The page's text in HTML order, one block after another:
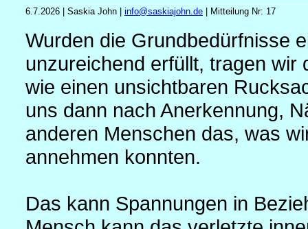
6.7.2026 | Saskia John | info@saskiajohn.de| Mitteilung Nr: 17
Wurden die Grundbedürfnisse
unzureichend erfüllt, tragen wir
wie einen unsichtbaren
uns dann nach Anerkennung,
anderen Menschen das, was
annehmen konnten.
Das kann Spannungen in